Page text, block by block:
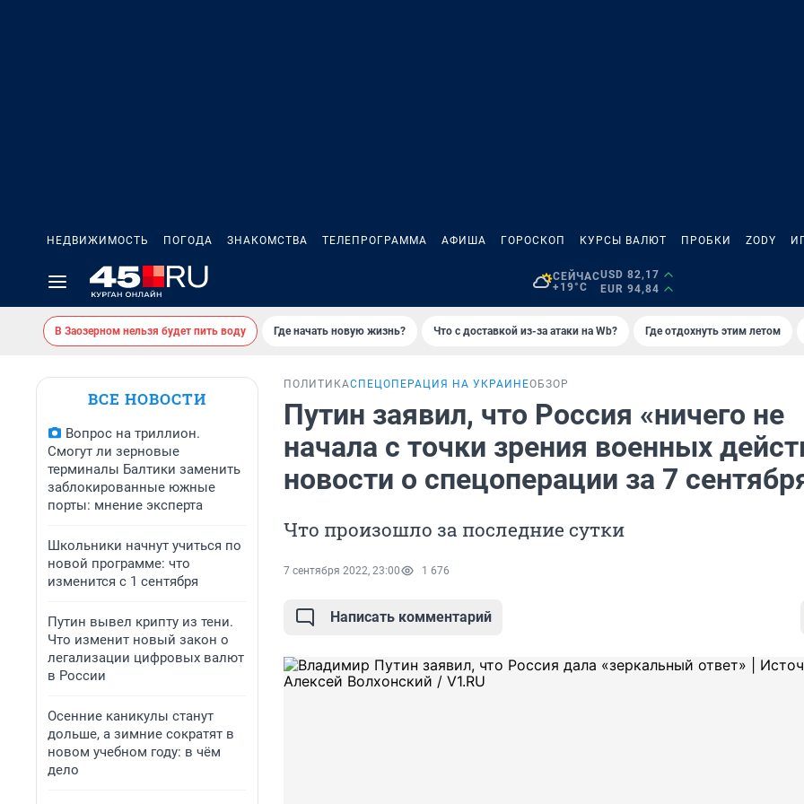
НЕДВИЖИМОСТЬ ПОГОДА ЗНАКОМСТВА ТЕЛЕПРОГРАММА АФИША ГОРОСКОП КУРСЫ ВАЛЮТ ПРОБКИ ZODY
СЕЙЧАС
+19°C
USD 82,17
EUR 94,84
В Заозерном нельзя будет пить воду Где начать новую жизнь? Что с доставкой из-за атаки на Wb? Где отдохнуть этим летом
ВСЕ НОВОСТИ
Вопрос на триллион.
Смогут ли зерновые
терминалы Балтики заменить
заблокированные южные
порты: мнение эксперта
Школьники начнут учиться по
новой программе: что
изменится с 1 сентября
Путин вывел крипту из тени.
Что изменит новый закон о
легализации цифровых валют
в России
Осенние каникулы станут
дольше, а зимние сократят в
новом учебном году: в чём
дело
ПОЛИТИКАСПЕЦОПЕРАЦИЯ НА УКРАИНЕОБЗОР
Путин заявил, что Россия «ничего не
начала с точки зрения военных
новости о спецоперации за 7
Что произошло за последние сутки
7 сентября 2022, 23:00 1 676
Написать комментарий